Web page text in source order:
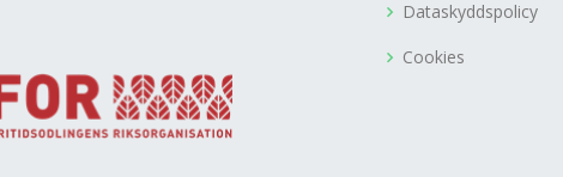
Dataskyddspolicy
Cookies